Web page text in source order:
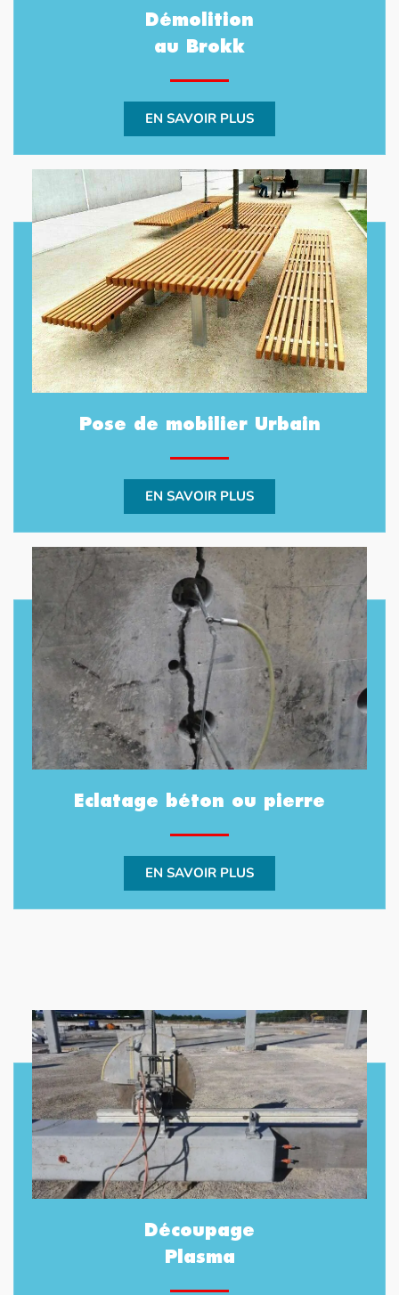
Démolition
au Brokk
EN SAVOIR PLUS
Pose de mobilier Urbain
EN SAVOIR PLUS
Eclatage béton ou pierre
EN SAVOIR PLUS
Découpage
Plasma